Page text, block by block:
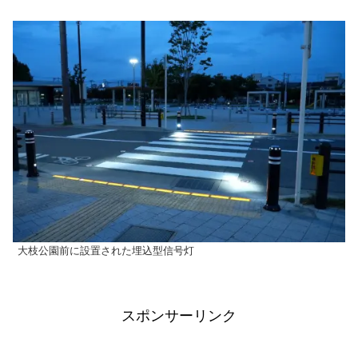
大枝公園前に設置された埋込型信号灯
スポンサーリンク